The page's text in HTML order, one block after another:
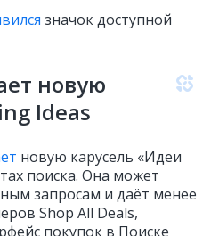
значок доступной
новую
Ideas
новую карусель «Идеи
поиска. Она может
запросам и даёт менее
Shop All Deals,
покупок в Поиске